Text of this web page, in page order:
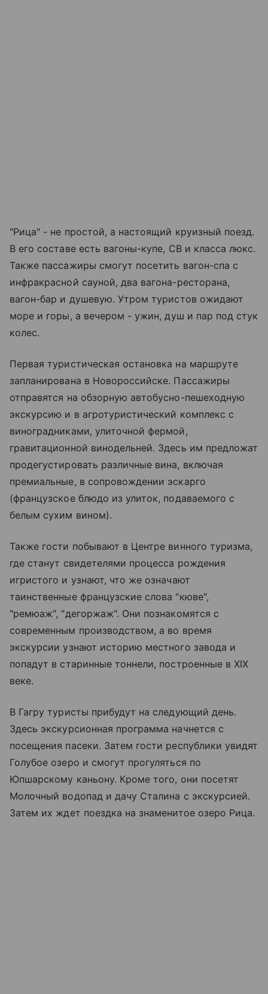
"Рица" - не простой, а настоящий круизный поезд.
В его составе есть вагоны-купе, СВ и класса люкс.
Также пассажиры смогут посетить вагон-спа с
инфракрасной сауной, два вагона-ресторана,
вагон-бар и душевую. Утром туристов ожидают
море и горы, а вечером - ужин, душ и пар под стук
колес.
Первая туристическая остановка на маршруте
запланирована в Новороссийске. Пассажиры
отправятся на обзорную автобусно-пешеходную
экскурсию и в агротуристический комплекс с
виноградниками, улиточной фермой,
гравитационной винодельней. Здесь им предложат
продегустировать различные вина, включая
премиальные, в сопровождении эскарго
(французское блюдо из улиток, подаваемого с
белым сухим вином).
Также гости побывают в Центре винного туризма,
где станут свидетелями процесса рождения
игристого и узнают, что же означают
таинственные французские слова "кюве",
"ремюаж", "дегоржаж". Они познакомятся с
современным производством, а во время
экскурсии узнают историю местного завода и
попадут в старинные тоннели, построенные в XIX
веке.
В Гагру туристы прибудут на следующий день.
Здесь экскурсионная программа начнется с
посещения пасеки. Затем гости республики увидят
Голубое озеро и смогут прогуляться по
Юпшарскому каньону. Кроме того, они посетят
Молочный водопад и дачу Сталина с экскурсией.
Затем их ждет поездка на знаменитое озеро Рица.